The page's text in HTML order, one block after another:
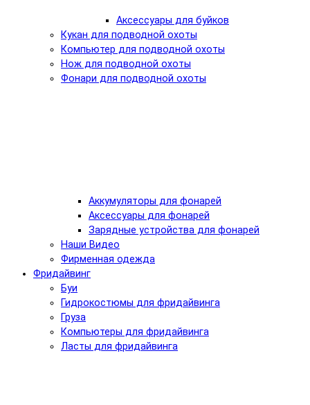
Аксессуары для буйков
Кукан для подводной охоты
Компьютер для подводной охоты
Нож для подводной охоты
Фонари для подводной охоты
Аккумуляторы для фонарей
Аксессуары для фонарей
Зарядные устройства для фонарей
Наши Видео
Фирменная одежда
Фридайвинг
Буи
Гидрокостюмы для фридайвинга
Груза
Компьютеры для фридайвинга
Ласты для фридайвинга